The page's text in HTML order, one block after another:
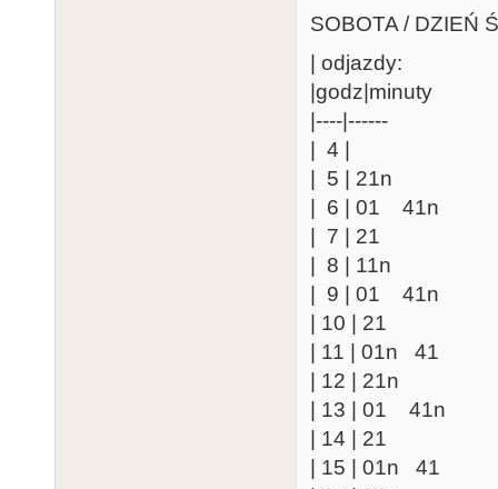
SOBOTA / DZIEŃ
| odjazdy:
|godz|minuty
|----|------
| 4 |
| 5 | 21n
| 6 | 01 41n
| 7 | 21
| 8 | 11n
| 9 | 01 41n
| 10 | 21
| 11 | 01n 41
| 12 | 21n
| 13 | 01 41n
| 14 | 21
| 15 | 01n 41